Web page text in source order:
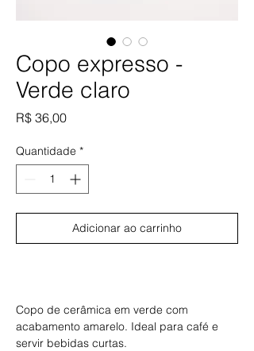
Copo expresso -
Verde claro
R$ 36,00Preço
Quantidade *
Adicionar ao carrinho
Copo de cerâmica em verde com
acabamento amarelo. Ideal para café e
servir bebidas curtas.